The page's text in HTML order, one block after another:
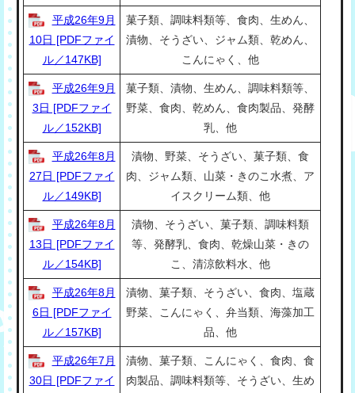
平成26年9月
10日 [PDFファイ
ル／147KB]
菓子類、調味料類等、食肉、生めん、
漬物、そうざい、ジャム類、乾めん、
こんにゃく、他
平成26年9月
3日 [PDFファイ
ル／152KB]
菓子類、漬物、生めん、調味料類等、
野菜、食肉、乾めん、食肉製品、発酵
乳、他
平成26年8月
27日 [PDFファイ
ル／149KB]
漬物、野菜、そうざい、菓子類、食
肉、ジャム類、山菜・きのこ水煮、ア
イスクリーム類、他
平成26年8月
13日 [PDFファイ
ル／154KB]
漬物、そうざい、菓子類、調味料類
等、発酵乳、食肉、乾燥山菜・きの
こ、清涼飲料水、他
平成26年8月
6日 [PDFファイ
ル／157KB]
漬物、菓子類、そうざい、食肉、塩蔵
野菜、こんにゃく、弁当類、海藻加工
品、他
平成26年7月
30日 [PDFファイ
漬物、菓子類、こんにゃく、食肉、食
肉製品、調味料類等、そうざい、生め